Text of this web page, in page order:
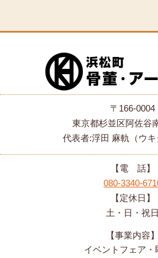
〒166-0004
東京都杉並区阿佐谷
代表者:浮田 麻軌（ウキ
【電 話】
080-3340-
【定休日】
土・日・祝日
【事業内容】
イベントフェア・